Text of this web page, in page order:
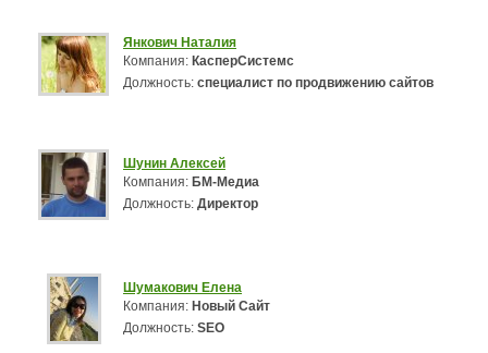
Янкович Наталия
Компания: КасперСистемс
Должность: специалист по продвижению сайтов
Шунин Алексей
Компания: БМ-Медиа
Должность: Директор
Шумакович Елена
Компания: Новый Сайт
Должность: SEO